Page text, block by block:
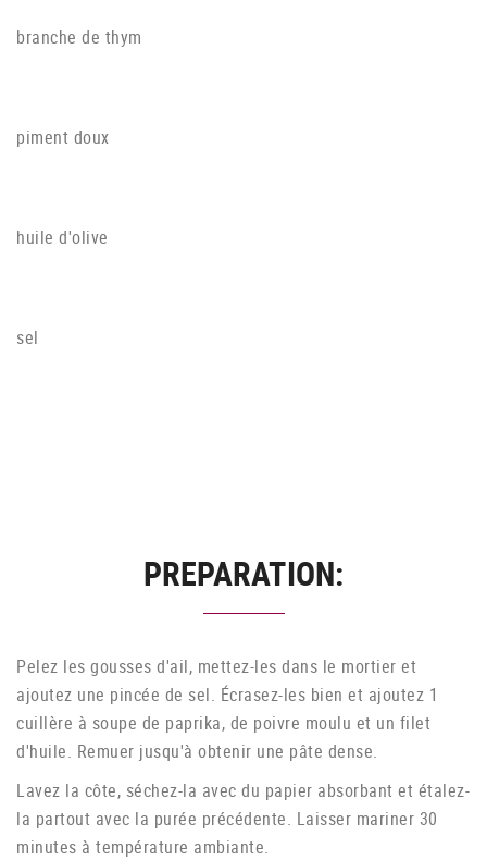
branche de thym
piment doux
huile d'olive
sel
PREPARATION:
Pelez les gousses d'ail, mettez-les dans le mortier et
ajoutez une pincée de sel. Écrasez-les bien et ajoutez 1
cuillère à soupe de paprika, de poivre moulu et un filet
d'huile. Remuer jusqu'à obtenir une pâte dense.
Lavez la côte, séchez-la avec du papier absorbant et étalez-
la partout avec la purée précédente. Laisser mariner 30
minutes à température ambiante.